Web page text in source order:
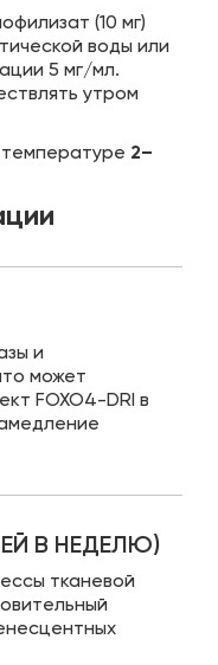
(10 мг)
воды или
5 мг/мл.
утром
2–
и
может
FOXO4-DRI в
В НЕДЕЛЮ)
тканевой